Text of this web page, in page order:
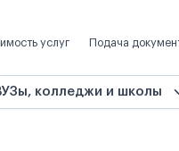
услуг Подача
колледжи и школы